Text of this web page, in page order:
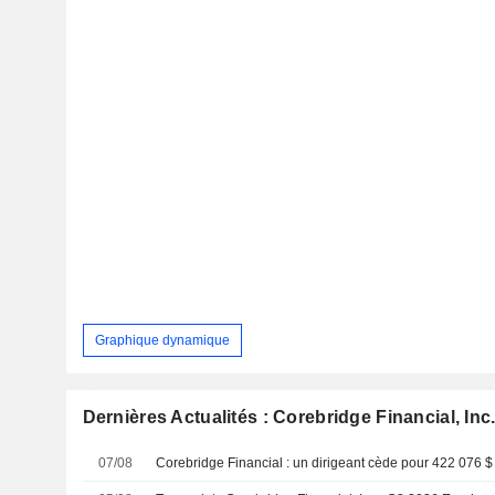
Graphique dynamique
Dernières Actualités : Corebridge Financial, Inc.
07/08